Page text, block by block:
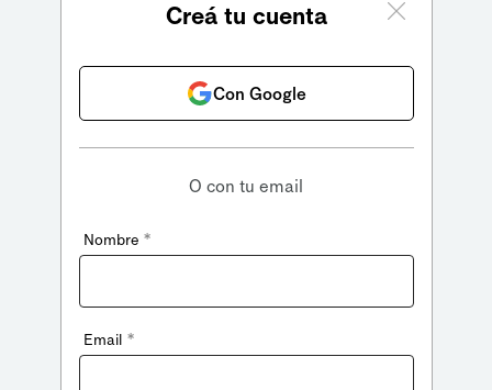
Creá tu cuenta
Con Google
O con tu email
Nombre *
Email *